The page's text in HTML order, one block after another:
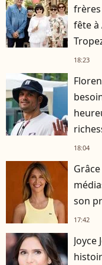
fête à
18:23
18:04
son
17:42
Joyce